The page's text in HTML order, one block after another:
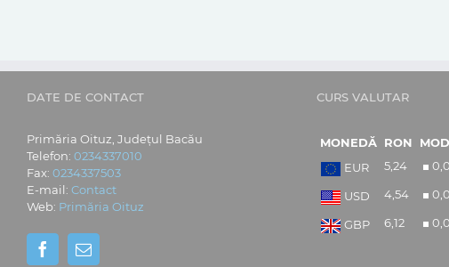
DATE DE CONTACT
Primăria Oituz, Județul Bacău
Telefon: 0234337010
Fax: 0234337503
E-mail: Contact
Web: Primăria Oituz
CURS VALUTAR
MONEDĂ RON
EUR
5,24
USD 4,54
GBP 6,12